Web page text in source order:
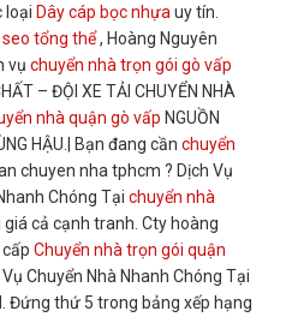
loạiDây cáp bọc nhựa uy tín.
tổng thể, Hoàng Nguyên
vụchuyển nhà trọn gói gò vấp
– ĐỘI XE TẢI CHUYỂN NHÀ
nhà quận gò vấp NGUỒN
HẬU.| Bạn đang cầnchuyển
chuyen nha tphcm ? Dịch Vụ
Chóng Tạichuyển nhà
giá cả cạnh tranh. Cty hoàng
cấpChuyển nhà trọn gói quận
Chuyển Nhà Nhanh Chóng Tại
Đứng thứ 5 trong bảng xếp hạng